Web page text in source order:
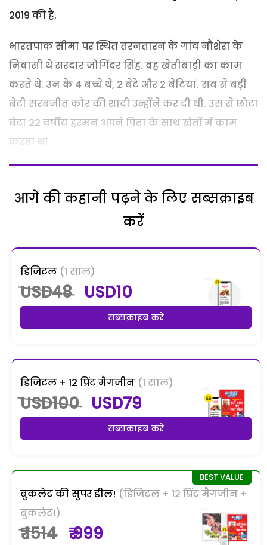
2019 की है.
भारतपाक सीमा पर स्थित तरनतारन के गांव नौशेरा के
निवासी थे सरदार जोगिंदर सिंह. वह खेतीबाड़ी का काम
करते थे. उन के 4 बच्चे थे, 2 बेटे और 2 बेटियां. सब से बड़ी
बेटी सरबजीत कौर की शादी उन्होंने कर दी थी. उस से छोटा
बेटा 22 वर्षीय हरमन अपने पिता के साथ खेतों में काम
करता था.
आगे की कहानी पढ़ने के लिए सब्सक्राइब
करें
डिजिटल (1 साल)
USD48 USD10
सब्सक्राइब करें
डिजिटल + 12 प्रिंट मैगजीन (1 साल)
USD100 USD79
सब्सक्राइब करें
बुकलेट की सुपर डील! (डिजिटल + 12 प्रिंट मैगजीन +
बुकलेट!)
₹ 1514 ₹ 999